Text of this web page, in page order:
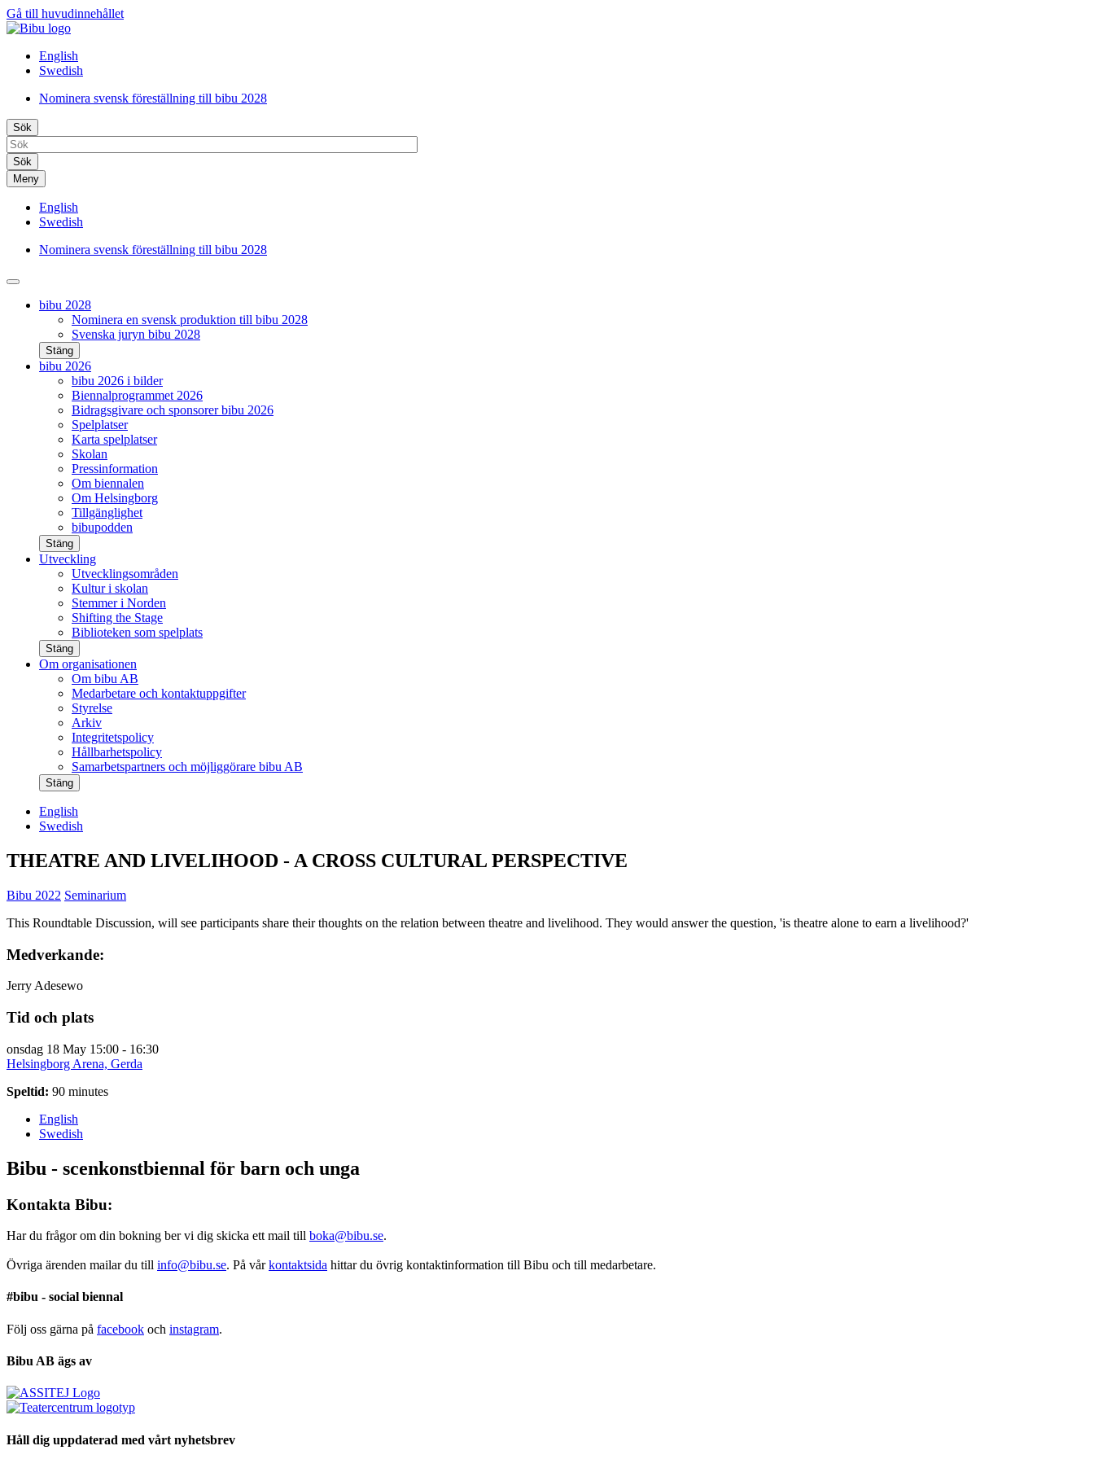
Gå till huvudinnehållet
English
Swedish
Top
button
links
SV
Nominera svensk föreställning till bibu 2028
Sök
Meny
English
Swedish
button
links
Nominera svensk föreställning till bibu 2028
Responsivebibu 2028
Nominera en svensk produktion till bibu 2028
Svenska juryn bibu 2028
Stäng
bibu 2026
bibu 2026 i bilder
Biennalprogrammet 2026
Bidragsgivare och sponsorer bibu 2026
Spelplatser
Karta spelplatser
Skolan
Pressinformation
Om biennalen
Om Helsingborg
Tillgänglighet
bibupodden
Stäng
Utveckling
Utvecklingsområden
Kultur i skolan
Stemmer i Norden
Shifting the Stage
Biblioteken som spelplats
Stäng
Om organisationen
Om bibu AB
Medarbetare och kontaktuppgifter
Styrelse
Arkiv
Integritetspolicy
Hållbarhetspolicy
Samarbetspartners och möjliggörare bibu AB
Stäng
English
Swedish
THEATRE AND LIVELIHOOD - A CROSS CULTURAL PERSPECTIVE
Bibu 2022 Seminarium
This Roundtable Discussion, will see participants share their thoughts on the relation between theatre and livelihood. They would answer the question, 'is theatre alone to earn a livelihood?'
Medverkande:
Jerry Adesewo
Tid och plats
onsdag 18 May 15:00 - 16:30
Helsingborg Arena, Gerda
Speltid: 90 minutes
English
Swedish
Bibu - scenkonstbiennal för barn och unga
Kontakta Bibu:
Har du frågor om din bokning ber vi dig skicka ett mail till boka@bibu.se.
Övriga ärenden mailar du till info@bibu.se. På vårkontaktsida hittar du övrig kontaktinformation till Bibu och till medarbetare.
#bibu - social biennal
Följ oss gärna på facebook och instagram.
Bibu AB ägs av
Håll dig uppdaterad med vårt nyhetsbrev